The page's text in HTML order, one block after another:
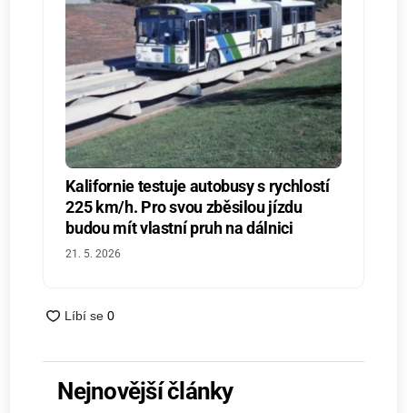
Kalifornie testuje autobusy s rychlostí
225 km/h. Pro svou zběsilou jízdu
budou mít vlastní pruh na dálnici
21. 5. 2026
Nejnovější články